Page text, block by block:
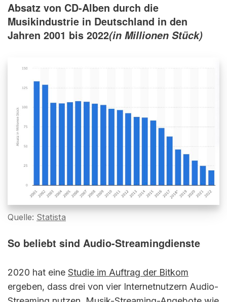
Absatz von CD-Alben durch die
Musikindustrie in Deutschland in den
Jahren 2001 bis 2022(in Millionen Stück)
Quelle: Statista
So beliebt sind Audio-Streamingdienste
2020 hat eine Studie im Auftrag der Bitkom
ergeben, dass drei von vier Internetnutzern Audio-